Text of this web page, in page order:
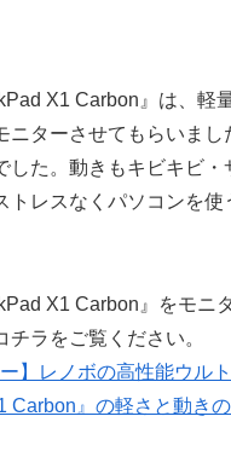
X1 Carbon』は、軽
ニターさせてもらいま
した。動きもキビキビ・
トレスなくパソコンを使
X1 Carbon』をモニ
チラをご覧ください。
ー】レノボの高性能ウル
Carbon』の軽さと動き